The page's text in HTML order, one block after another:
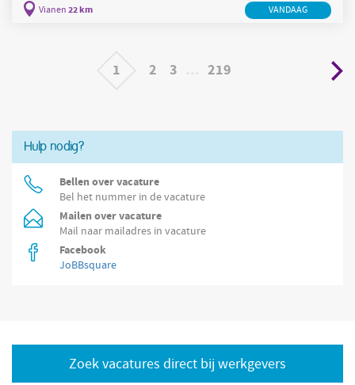
seriematige productie van systemen voor rail- en
Vianen 22 km VANDAAG
1 2 3 219
Hulp nodig?
Bellen over vacature
Bel het nummer in de vacature
Mailen over vacature
Mail naar mailadres in vacature
Facebook
JoBBsquare
Zoek vacatures direct bij werkgevers